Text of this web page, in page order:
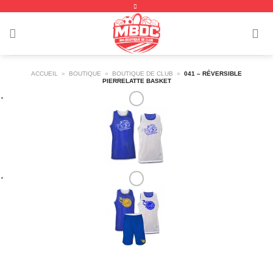
contenu
ACCUEIL » BOUTIQUE » BOUTIQUE DE CLUB »
041 – RÉVERSIBLE
PIERRELATTE BASKET